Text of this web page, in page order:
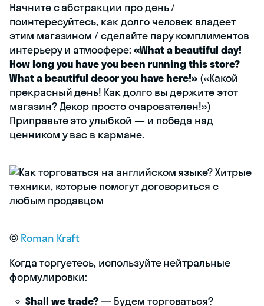
Начните с абстракции про день /
поинтересуйтесь, как долго человек владеет
этим магазином / сделайте пару комплиментов
интерьеру и атмосфере: «What a beautiful day!
How long you have you been running this store?
What a beautiful decor you have here!» («Какой
прекрасный день! Как долго вы держите этот
магазин? Декор просто очарователен!»)
Приправьте это улыбкой — и победа над
ценником у вас в кармане.
© Roman Kraft
Когда торгуетесь, используйте нейтральные
формулировки:
Shall we trade?— Будем торговаться?